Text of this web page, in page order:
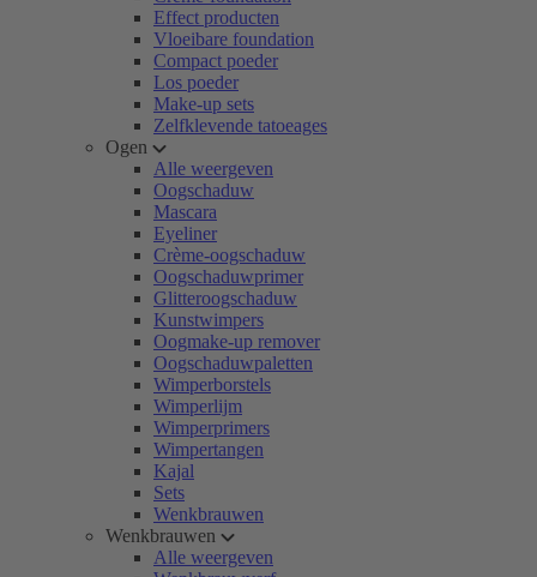
Effect producten
Vloeibare foundation
Compact poeder
Los poeder
Make-up sets
Zelfklevende tatoeages
Ogen
Alle weergeven
Oogschaduw
Mascara
Eyeliner
Crème-oogschaduw
Oogschaduwprimer
Glitteroogschaduw
Kunstwimpers
Oogmake-up remover
Oogschaduwpaletten
Wimperborstels
Wimperlijm
Wimperprimers
Wimpertangen
Kajal
Sets
Wenkbrauwen
Wenkbrauwen
Alle weergeven